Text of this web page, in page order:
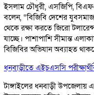
ইসলাম চৌধুরী, এসজিপি,
বলেন, “বিজিবি দেশের
থেকে রক্ষা করতে জিরো
যাচ্ছে। পাশাপাশি সীমান্ত
বিজিবির অভিযান অব্যাহত
ধনবাড়ীতে এইচএসসি
টাঙ্গাইলের ধনবাড়ী উপজেলায়